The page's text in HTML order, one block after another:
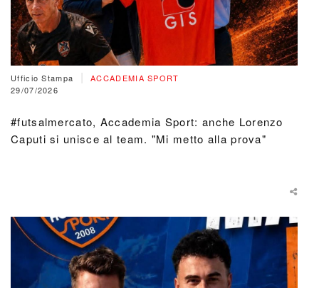
Ufficio Stampa
ACCADEMIA SPORT
29/07/2026
#futsalmercato, Accademia Sport: anche Lorenzo
Caputi si unisce al team. "Mi metto alla prova"